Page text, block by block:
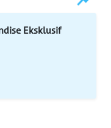
Eksklusif